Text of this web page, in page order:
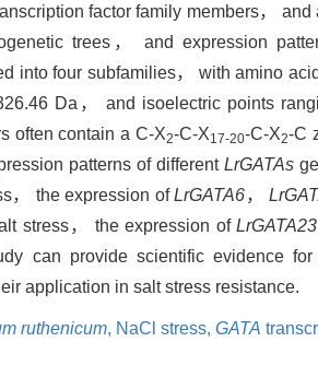
factor family members，
trees， and expression
into four subfamilies， with amino
Da， and isoelectric points
often contain a C-X2-C-X17-20-C-X2-C
patterns of differentLrGATAs
， the expression ofLrGATA6，
stress， the expression ofLrGATA23
can provide scientific evidence
application in salt stress resistance.
ruthenicum, NaCl stress, GATA